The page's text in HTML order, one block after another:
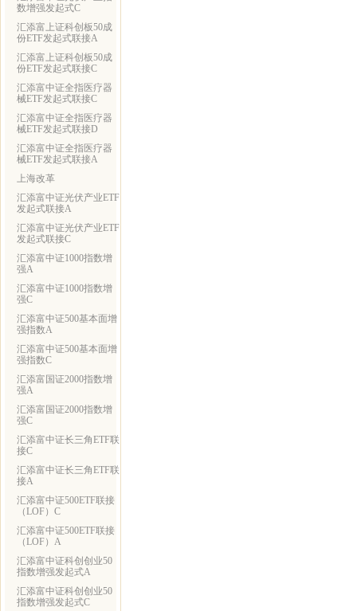
数增强发起式C
汇添富上证科创板50成
份ETF发起式联接A
汇添富上证科创板50成
份ETF发起式联接C
汇添富中证全指医疗器
械ETF发起式联接C
汇添富中证全指医疗器
械ETF发起式联接D
汇添富中证全指医疗器
械ETF发起式联接A
上海改革
汇添富中证光伏产业ETF
发起式联接A
汇添富中证光伏产业ETF
发起式联接C
汇添富中证1000指数增
强A
汇添富中证1000指数增
强C
汇添富中证500基本面增
强指数A
汇添富中证500基本面增
强指数C
汇添富国证2000指数增
强A
汇添富国证2000指数增
强C
汇添富中证长三角ETF联
接C
汇添富中证长三角ETF联
接A
汇添富中证500ETF联接
（LOF）C
汇添富中证500ETF联接
（LOF）A
汇添富中证科创创业50
指数增强发起式A
汇添富中证科创创业50
指数增强发起式C